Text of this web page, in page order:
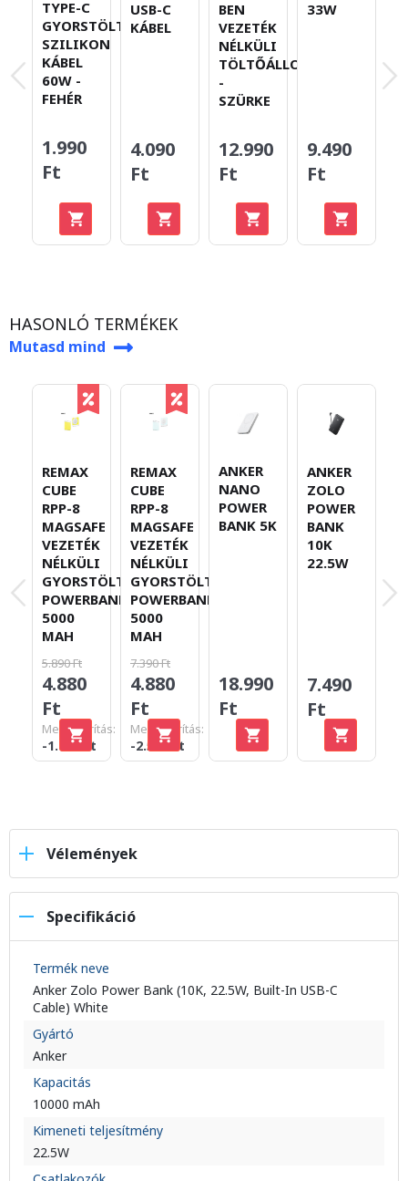
TYPE-C
GYORSTÖLTŐ
SZILIKON
KÁBEL
60W -
FEHÉR
1.990
Ft
USB-C
KÁBEL
4.090
Ft
BEN
VEZETÉK
NÉLKÜLI
TÖLTŐÁLLOMÁS
-
SZÜRKE
12.990
Ft
33W
9.490
Ft
HASONLÓ TERMÉKEK
Mutasd mind
REMAX
CUBE
RPP-8
MAGSAFE
VEZETÉK
NÉLKÜLI
GYORSTÖLTŐ
POWERBANK
5000
MAH
5.890 Ft
4.880
Ft
Megtakarítás:
-1.010 Ft
REMAX
CUBE
RPP-8
MAGSAFE
VEZETÉK
NÉLKÜLI
GYORSTÖLTŐ
POWERBANK
5000
MAH
7.390 Ft
4.880
Ft
Megtakarítás:
-2.510 Ft
ANKER
NANO
POWER
BANK 5K
18.990
Ft
ANKER
ZOLO
POWER
BANK
10K
22.5W
7.490
Ft
Vélemények
Specifikáció
Termék neve
Anker Zolo Power Bank (10K, 22.5W, Built-In USB-C
Cable) White
Gyártó
Anker
Kapacitás
10000 mAh
Kimeneti teljesítmény
22.5W